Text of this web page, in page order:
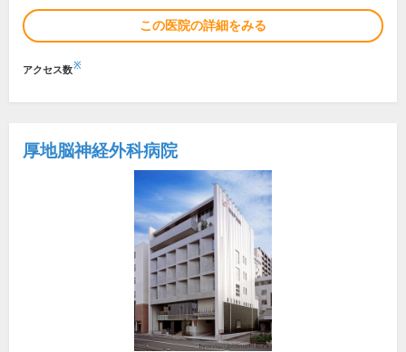
この医院の詳細をみる
アクセス数※
厚地脳神経外科病院